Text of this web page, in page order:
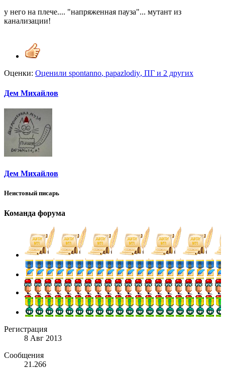
у него на плече.... "напряженная пауза"... мутант из
канализации!
Оценки: Оценили spontanno, papazlodiy, ПГ и 2 других
Дем Михайлов
Дем Михайлов
Неистовый писарь
Команда форума
Регистрация
8 Авг 2013
Сообщения
21.266